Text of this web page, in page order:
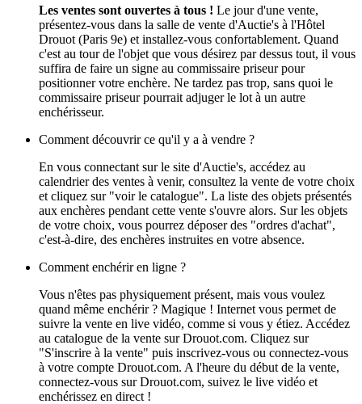
Les ventes sont ouvertes à tous ! Le jour d'une vente,
présentez-vous dans la salle de vente d'Auctie's à l'Hôtel
Drouot (Paris 9e) et installez-vous confortablement. Quand
c'est au tour de l'objet que vous désirez par dessus tout, il vous
suffira de faire un signe au commissaire priseur pour
positionner votre enchère. Ne tardez pas trop, sans quoi le
commissaire priseur pourrait adjuger le lot à un autre
enchérisseur.
Comment découvrir ce qu'il y a à vendre ?
En vous connectant sur le site d'Auctie's, accédez au
calendrier des ventes à venir, consultez la vente de votre choix
et cliquez sur "voir le catalogue". La liste des objets présentés
aux enchères pendant cette vente s'ouvre alors. Sur les objets
de votre choix, vous pourrez déposer des "ordres d'achat",
c'est-à-dire, des enchères instruites en votre absence.
Comment enchérir en ligne ?
Vous n'êtes pas physiquement présent, mais vous voulez
quand même enchérir ? Magique ! Internet vous permet de
suivre la vente en live vidéo, comme si vous y étiez. Accédez
au catalogue de la vente sur Drouot.com. Cliquez sur
"S'inscrire à la vente" puis inscrivez-vous ou connectez-vous
à votre compte Drouot.com. A l'heure du début de la vente,
connectez-vous sur Drouot.com, suivez le live vidéo et
enchérissez en direct !